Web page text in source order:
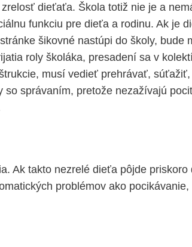
dieťaťa. Škola totiž nie je a
funkciu pre dieťa a rodinu. Ak je
šikovné nastúpi do školy, bude
roly školáka, presadení sa v
musí vedieť prehrávať, súťažiť,
správaním, pretože nezažívajú pocit
Ak takto nezrelé dieťa pôjde priskoro
problémov ako pocikávanie,